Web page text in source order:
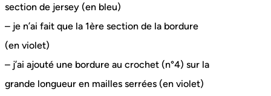
section de jersey (en bleu)
– je n’ai fait que la 1ère section de la bordure
(en violet)
– j’ai ajouté une bordure au crochet (n°4) sur la
grande longueur en mailles serrées (en violet)